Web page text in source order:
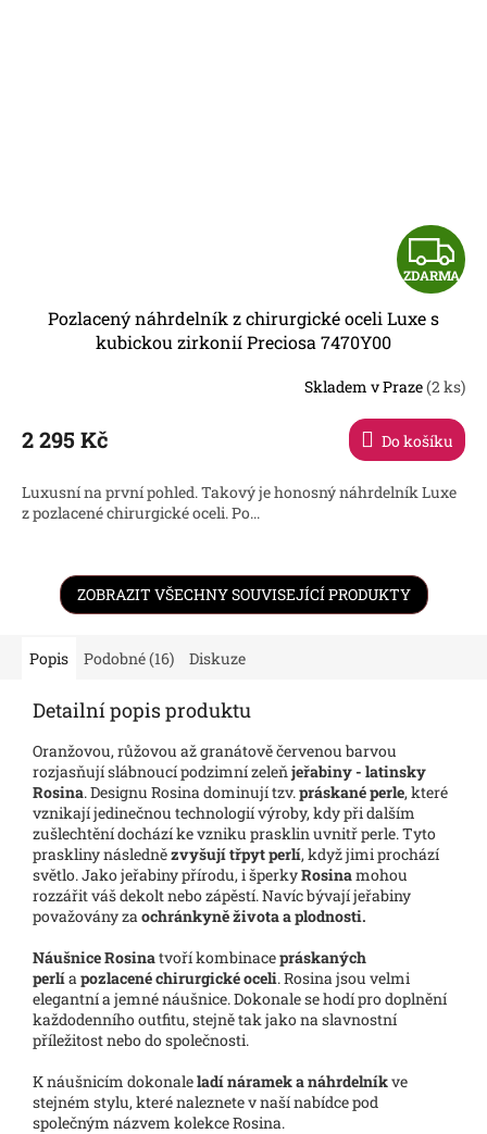
Z
D
R
A
ZDARMA
Pozlacený náhrdelník z chirurgické oceli Luxe s
kubickou zirkonií Preciosa 7470Y00
Skladem v Praze(2 ks)
2 295 Kč Do košíku
Luxusní na první pohled. Takový je honosný náhrdelník Luxe
z pozlacené chirurgické oceli. Po...
ZOBRAZIT VŠECHNY SOUVISEJÍCÍ PRODUKTY
Popis Podobné (16) Diskuze
Detailní popis produktu
Oranžovou, růžovou až granátově červenou barvou
rozjasňují slábnoucí podzimní zeleňjeřabiny - latinsky
Rosina. Designu Rosina dominují tzv.práskané perle, které
vznikají jedinečnou technologií výroby, kdy při dalším
zušlechtění dochází ke vzniku prasklin uvnitř perle. Tyto
praskliny následnězvyšují třpyt perlí, když jimi prochází
světlo. Jako jeřabiny přírodu, i šperkyRosinamohou
rozzářit váš dekolt nebo zápěstí. Navíc bývají jeřabiny
považovány zaochránkyně života a plodnosti.
NáušniceRosinatvoří kombinacepráskaných
perlíapozlacené chirurgické oceli. Rosina jsou velmi
elegantní a jemné náušnice. Dokonale se hodí pro doplnění
každodenního outfitu, stejně tak jako na slavnostní
příležitost nebo do společnosti.
K náušnicím dokonaleladí náramek a náhrdelníkve
stejném stylu, které naleznete v naší nabídce pod
společným názvem kolekce Rosina.